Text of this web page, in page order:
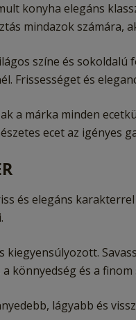
konyha elegáns
mindazok
színe és
Frissességet és
a márka minden
ecet az igényes
és elegáns
kiegyensúlyozott.
könnyedség és a finom
lágyabb és